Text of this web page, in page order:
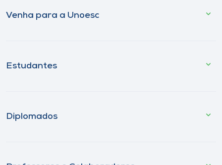
Venha para a Unoesc
Estudantes
Diplomados